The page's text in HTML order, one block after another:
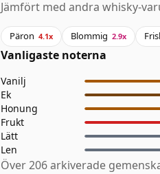
Jämfört med andra whisky-
Päron 4.1x Blommig 2.9x
Vanligaste noterna
Vanilj
Ek
Honung
Frukt
Lätt
Len
Över 206 arkiverade